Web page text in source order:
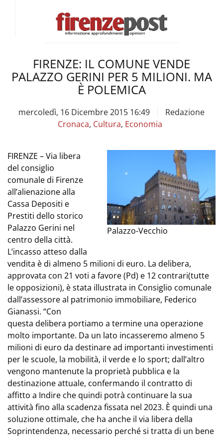
FIRENZE: IL COMUNE VENDE
PALAZZO GERINI PER 5 MILIONI. MA
È POLEMICA
mercoledì, 16 Dicembre 2015 16:49
Redazione
Cronaca, Cultura, Economia
Palazzo-Vecchio
FIRENZE – Via libera
del consiglio
comunale di Firenze
all’alienazione alla
Cassa Depositi e
Prestiti dello storico
Palazzo Gerini nel
centro della città.
L’incasso atteso dalla
vendita è di almeno 5 milioni di euro. La delibera,
approvata con 21 voti a favore (Pd) e 12 contrari(tutte
le opposizioni), è stata illustrata in Consiglio comunale
dall’assessore al patrimonio immobiliare, Federico
Gianassi. “Con
questa delibera portiamo a termine una operazione
molto importante. Da un lato incasseremo almeno 5
milioni di euro da destinare ad importanti investimenti
per le scuole, la mobilità, il verde e lo sport; dall’altro
vengono mantenute la proprietà pubblica e la
destinazione attuale, confermando il contratto di
affitto a Indire che quindi potrà continuare la sua
attività fino alla scadenza fissata nel 2023. È quindi una
soluzione ottimale, che ha anche il via libera della
Soprintendenza, necessario perché si tratta di un bene